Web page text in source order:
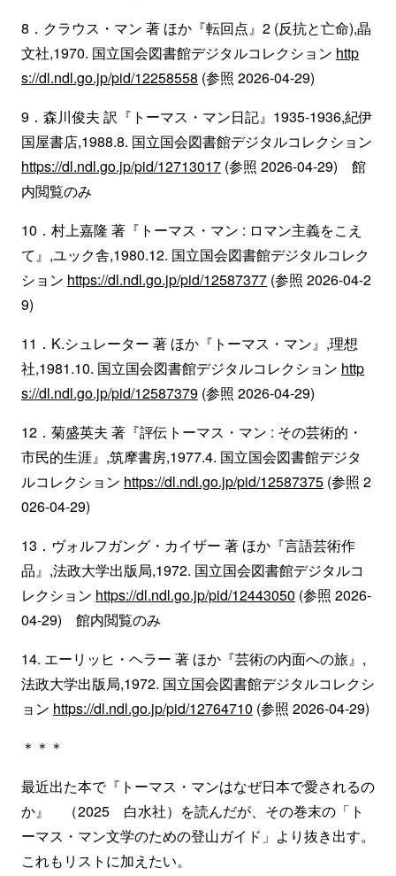
8．クラウス・マン 著 ほか『転回点』2 (反抗と亡命),晶
文社,1970. 国立国会図書館デジタルコレクション http
s://dl.ndl.go.jp/pid/12258558 (参照 2026-04-29)
9．森川俊夫 訳『トーマス・マン日記』1935-1936,紀伊
国屋書店,1988.8. 国立国会図書館デジタルコレクション
https://dl.ndl.go.jp/pid/12713017 (参照 2026-04-29) 館
内閲覧のみ
10．村上嘉隆 著『トーマス・マン : ロマン主義をこえ
て』,ユック舎,1980.12. 国立国会図書館デジタルコレク
ション https://dl.ndl.go.jp/pid/12587377 (参照 2026-04-2
9)
11．K.シュレーター 著 ほか『トーマス・マン』,理想
社,1981.10. 国立国会図書館デジタルコレクション http
s://dl.ndl.go.jp/pid/12587379 (参照 2026-04-29)
12．菊盛英夫 著『評伝トーマス・マン : その芸術的・
市民的生涯』,筑摩書房,1977.4. 国立国会図書館デジタ
ルコレクション https://dl.ndl.go.jp/pid/12587375 (参照 2
026-04-29)
13．ヴォルフガング・カイザー 著 ほか『言語芸術作
品』,法政大学出版局,1972. 国立国会図書館デジタルコ
レクション https://dl.ndl.go.jp/pid/12443050 (参照 2026-
04-29) 館内閲覧のみ
14. エーリッヒ・ヘラー 著 ほか『芸術の内面への旅』,
法政大学出版局,1972. 国立国会図書館デジタルコレクシ
ョン https://dl.ndl.go.jp/pid/12764710 (参照 2026-04-29)
＊＊＊
最近出た本で『トーマス・マンはなぜ日本で愛されるの
か』 （2025 白水社）を読んだが、その巻末の「ト
ーマス・マン文学のための登山ガイド」より抜き出す。
これもリストに加えたい。